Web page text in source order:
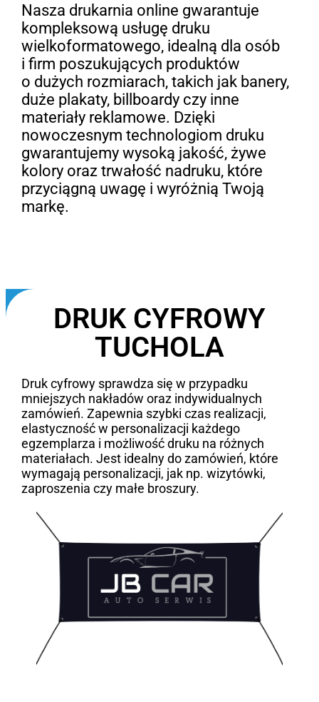
Nasza drukarnia online gwarantuje
kompleksową usługę druku
wielkoformatowego, idealną dla osób
i firm poszukujących produktów
o dużych rozmiarach, takich jak banery,
duże plakaty, billboardy czy inne
materiały reklamowe. Dzięki
nowoczesnym technologiom druku
gwarantujemy wysoką jakość, żywe
kolory oraz trwałość nadruku, które
przyciągną uwagę i wyróżnią Twoją
markę.
DRUK CYFROWY
TUCHOLA
Druk cyfrowy sprawdza się w przypadku
mniejszych nakładów oraz indywidualnych
zamówień. Zapewnia szybki czas realizacji,
elastyczność w personalizacji każdego
egzemplarza i możliwość druku na różnych
materiałach. Jest idealny do zamówień, które
wymagają personalizacji, jak np. wizytówki,
zaproszenia czy małe broszury.